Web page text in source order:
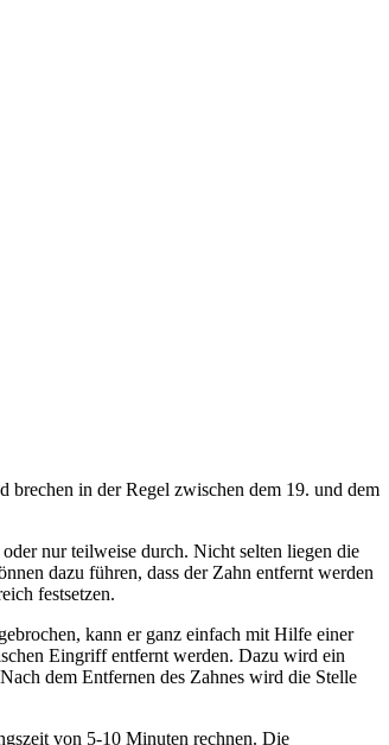
brechen in der Regel zwischen dem 19. und dem
nur teilweise durch. Nicht selten liegen die
dazu führen, dass der Zahn entfernt werden
festsetzen.
kann er ganz einfach mit Hilfe einer
Eingriff entfernt werden. Dazu wird ein
dem Entfernen des Zahnes wird die Stelle
von 5-10 Minuten rechnen. Die